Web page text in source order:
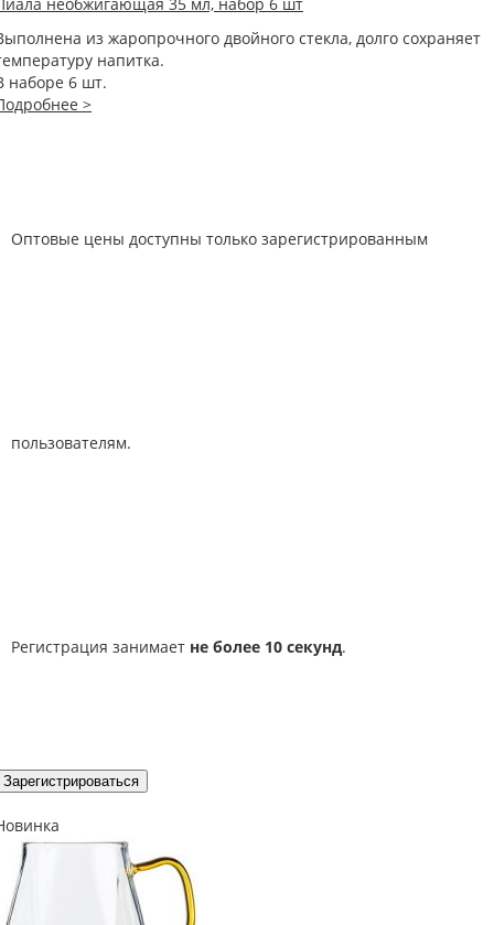
из жаропрочного двойного стекла, долго сохраняет
напитка.
наборе 6 шт.
>
Оптовые цены доступны только зарегистрированным
пользователям.
Регистрация занимает не более 10 секунд.
Зарегистрироваться